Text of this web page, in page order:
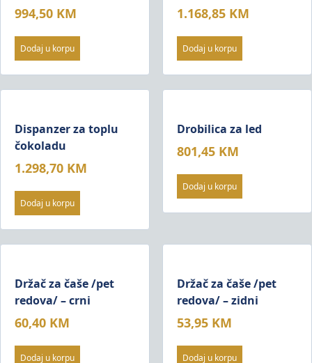
994,50 KM
Dodaj u korpu
1.168,85 KM
Dodaj u korpu
Dispanzer za toplu
čokoladu
1.298,70 KM
Dodaj u korpu
Drobilica za led
801,45 KM
Dodaj u korpu
Držač za čaše /pet
redova/ – crni
60,40 KM
Dodaj u korpu
Držač za čaše /pet
redova/ – zidni
53,95 KM
Dodaj u korpu